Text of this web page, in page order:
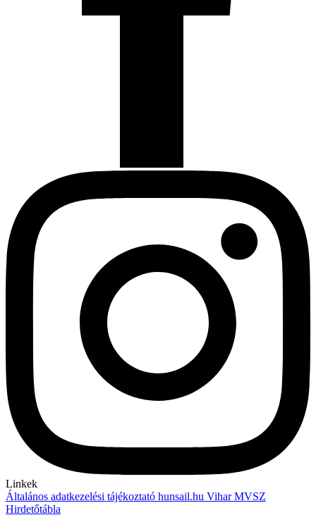
Linkek
Általános adatkezelési tájékoztató hunsail.hu ViharMVSZ
Hirdetőtábla